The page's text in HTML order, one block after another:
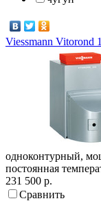
Viessmann Vitorond
одноконтурный,
постоянная
231 500 р.
Сравнить